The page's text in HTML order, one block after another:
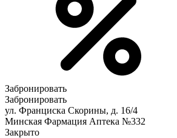
Забронировать
Забронировать
ул. Франциска Скорины, д. 16/4
Минская Фармация Аптека №332
Закрыто